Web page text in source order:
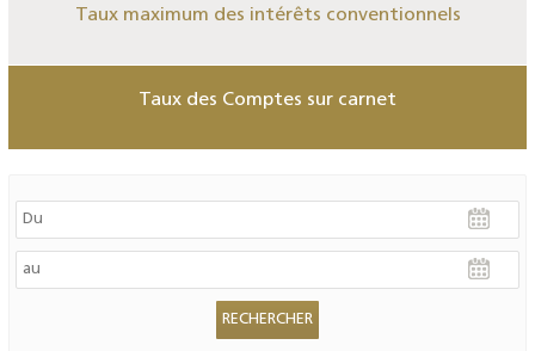
Taux maximum des intérêts conventionnels
Taux des Comptes sur carnet